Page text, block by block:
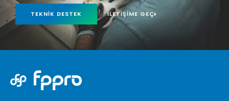
TEKNIK DESTEK İLETIŞIME GEÇ